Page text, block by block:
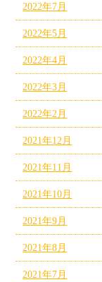
2022年7月
2022年5月
2022年4月
2022年3月
2022年2月
2021年12月
2021年11月
2021年10月
2021年9月
2021年8月
2021年7月